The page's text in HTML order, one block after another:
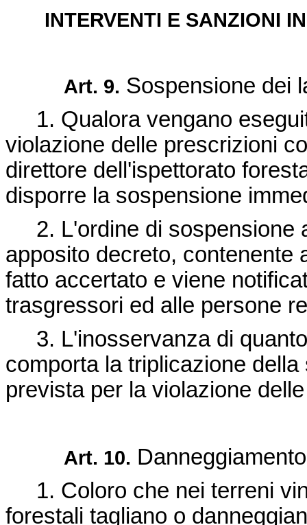
INTERVENTI E SANZIONI
Art. 9. Sospensione dei
1. Qualora vengano
violazione delle prescrizioni
direttore dell'ispettorato
disporre la sospensione
2. L'ordine di sospensione
apposito decreto, contenente
fatto accertato e viene
trasgressori ed alle persone
3. L'inosservanza di
comporta la triplicazione
prevista per la violazione
Art. 10.
1. Coloro che nei terreni
forestali tagliano o